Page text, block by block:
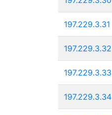
197.229.3.31
197.229.3.32
197.229.3.33
197.229.3.34